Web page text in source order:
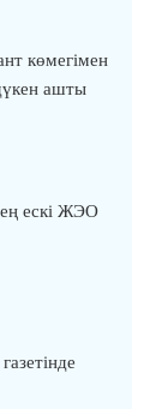
көмегімен
ашты
ескі ЖЭО